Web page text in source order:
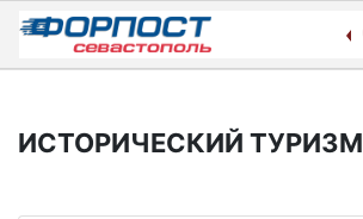
Skip
content
ИСТОРИЧЕСКИЙ ТУРИЗМ